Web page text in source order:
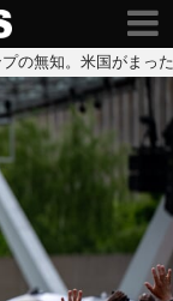
の無知。米国がま